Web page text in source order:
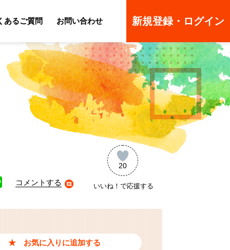
あるご質問
お問い合わせ 新規登録・ログイン
コメントする
20
いいね！で応援する